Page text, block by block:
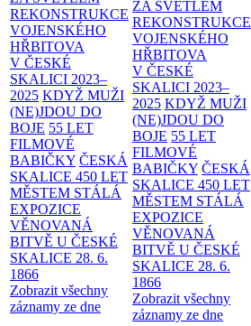
REKONSTRUKCE
VOJENSKÉHO
HŘBITOVA
V ČESKÉ
SKALICI 2023–
2025 KDYŽ MUŽI
(NE)JDOU DO
BOJE 55 LET
FILMOVÉ
BABIČKY ČESKÁ
SKALICE 450 LET
MĚSTEM STÁLÁ
EXPOZICE
VĚNOVANÁ
BITVĚ U ČESKÉ
SKALICE 28. 6.
1866
Zobrazit všechny
záznamy ze dne
ZA SVĚTLEM
REKONSTRUKCE
VOJENSKÉHO
HŘBITOVA
V ČESKÉ
SKALICI 2023–
2025 KDYŽ MUŽI
(NE)JDOU DO
BOJE 55 LET
FILMOVÉ
BABIČKY ČESKÁ
SKALICE 450 LET
MĚSTEM STÁLÁ
EXPOZICE
VĚNOVANÁ
BITVĚ U ČESKÉ
SKALICE 28. 6.
1866
Zobrazit všechny
záznamy ze dne